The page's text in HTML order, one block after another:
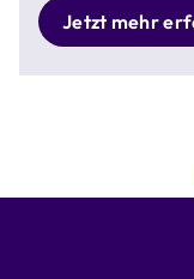
Jetzt mehr